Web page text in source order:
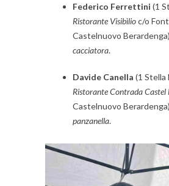
Federico Ferrettini (1
Ristorante Visibìlioc/o
Castelnuovo
cacciatora.
Davide Canella (1 Stella
Ristorante Contrada Castel
Castelnuovo
panzanella.